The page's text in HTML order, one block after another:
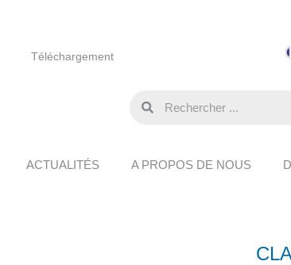
Téléchargement
ACTUALITÉS A PROPOS DE NOUS